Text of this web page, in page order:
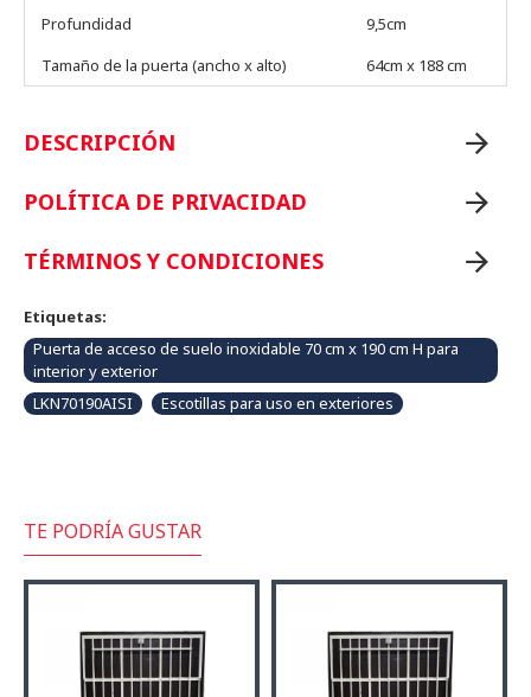
Profundidad
9,5cm
Tamaño de la puerta (ancho x alto)
64cm x 188 cm
DESCRIPCIÓN
POLÍTICA DE PRIVACIDAD
TÉRMINOS Y CONDICIONES
Etiquetas:
Puerta de acceso de suelo inoxidable 70 cm x 190 cm H para
interior y exterior
LKN70190AISI
Escotillas para uso en exteriores
TE PODRÍA GUSTAR